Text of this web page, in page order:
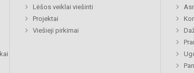
Lėšos veiklai viešinti
Projektai
Viešieji pirkimai